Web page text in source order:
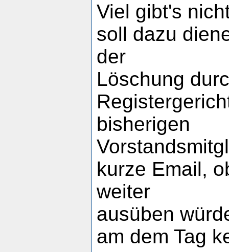
Viel gibt's
soll dazu
der
Löschung
bisherigen
kurze Email,
weiter
ausüben
am dem Tag